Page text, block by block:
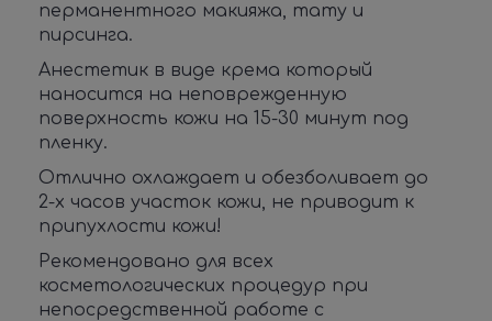
перманентного макияжа, тату и
пирсинга.
Анестетик в виде крема который
наносится на неповрежденную
поверхность кожи на 15-30 минут под
пленку.
Отлично охлаждает и обезболивает до
2-х часов участок кожи, не приводит к
припухлости кожи!
Рекомендовано для всех
косметологических процедур при
непосредственной работе с